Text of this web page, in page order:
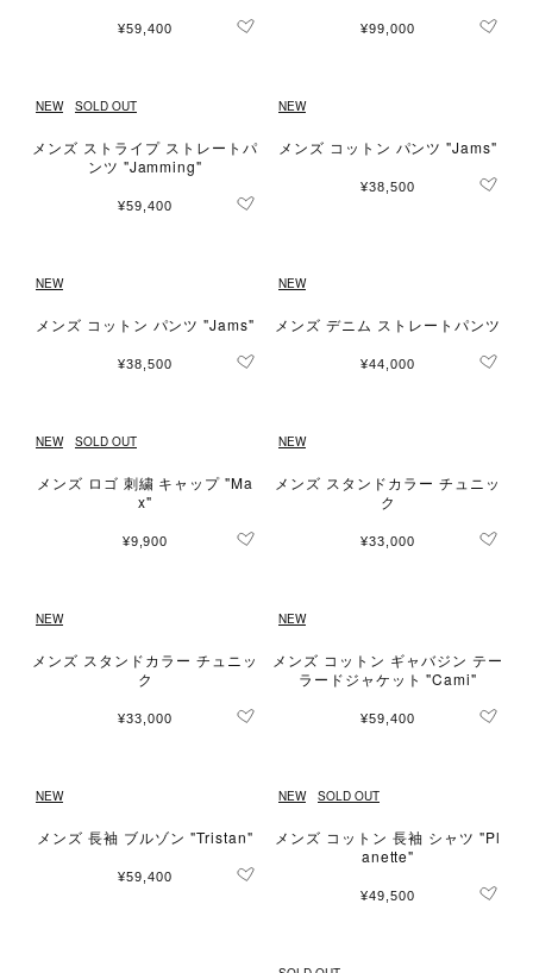
¥59,400 ¥99,000
NEW SOLD OUT
メンズ ストライプ ストレートパ
ンツ "Jamming"
¥59,400
NEW
メンズ コットン パンツ "Jams"
¥38,500
NEW
メンズ コットン パンツ "Jams"
¥38,500
NEW
メンズ デニム ストレートパンツ
¥44,000
NEW SOLD OUT
メンズ ロゴ 刺繍 キャップ "Ma
x"
¥9,900
NEW
メンズ スタンドカラー チュニッ
ク
¥33,000
NEW
メンズ スタンドカラー チュニッ
ク
¥33,000
NEW
メンズ コットン ギャバジン テー
ラードジャケット "Cami"
¥59,400
NEW
メンズ 長袖 ブルゾン "Tristan"
¥59,400
NEW SOLD OUT
メンズ コットン 長袖 シャツ "Pl
anette"
¥49,500